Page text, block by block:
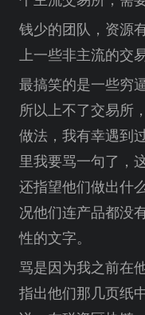
钱少的团队，资源
上一些非主流的交
最搞笑的是一些穷
所以上不了交易所
做法，我有幸遇到
里我要骂一句了，
还指望他们做出什
况他们连产品都没
性的文字。
骂是因为我之前在
指出他们那几页纸